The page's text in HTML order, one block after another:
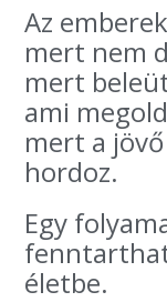
Az
mert nem
mert
ami
mert a
hordoz.
Egy
életbe.